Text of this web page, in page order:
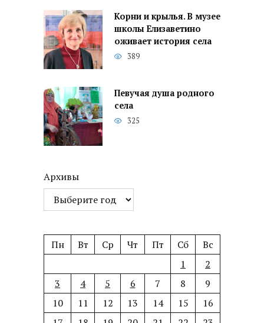
Корни и крылья. В музее
школы Елизаветино
оживает история села
389
Певучая душа родного
села
325
Архивы
Пн Вт Ср Чт Пт Сб
Вс
1
2
3
4 5 6 7 8
9
10
11 12 13 14 15
16